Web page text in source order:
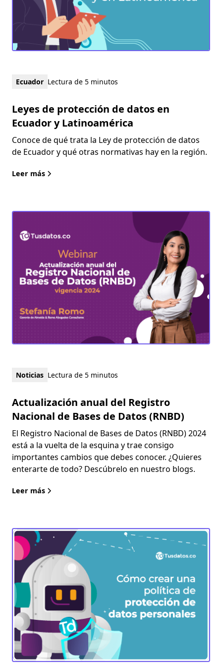
Ecuador Lectura de 5 minutos
Leyes de protección de datos en
Ecuador y Latinoamérica
Conoce de qué trata la Ley de protección de datos
de Ecuador y qué otras normativas hay en la región.
Leer más
Noticias Lectura de 5 minutos
Actualización anual del Registro
Nacional de Bases de Datos (RNBD)
El Registro Nacional de Bases de Datos (RNBD) 2024
está a la vuelta de la esquina y trae consigo
importantes cambios que debes conocer. ¿Quieres
enterarte de todo? Descúbrelo en nuestro blogs.
Leer más